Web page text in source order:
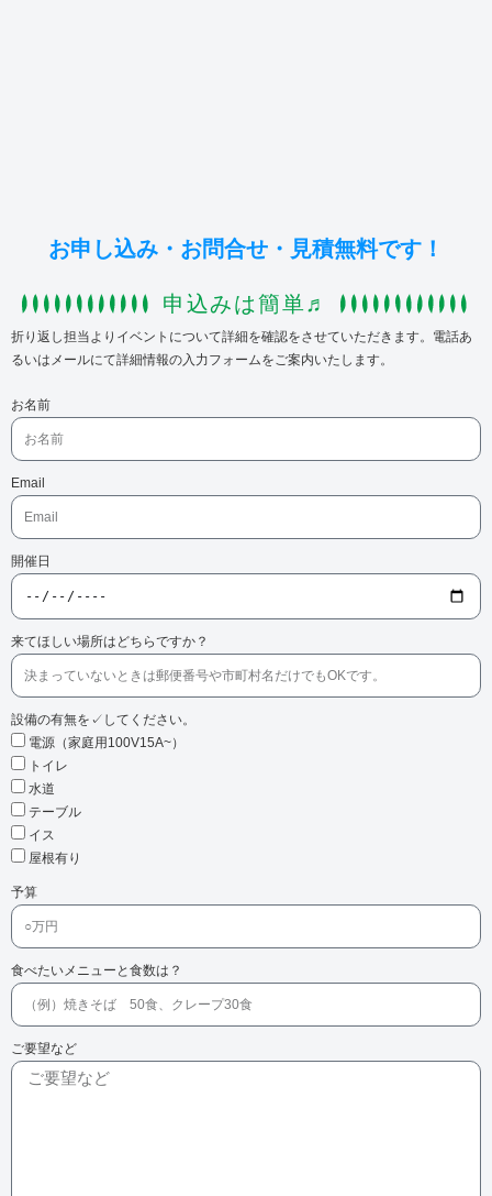
お申し込み・お問合せ・見積無料です！
申込みは簡単♬
折り返し担当よりイベントについて詳細を確認をさせていただきます。電話あ
るいはメールにて詳細情報の入力フォームをご案内いたします。
お名前
Email
開催日
来てほしい場所はどちらですか？
設備の有無を✓してください。
電源（家庭用100V15A~）
トイレ
水道
テーブル
イス
屋根有り
予算
食べたいメニューと食数は？
ご要望など